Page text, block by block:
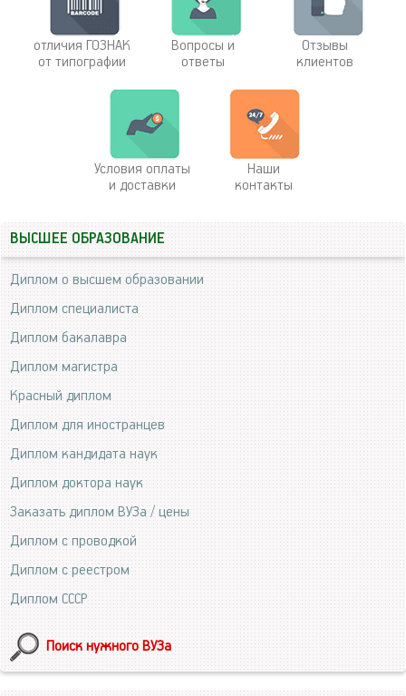
отличия ГОЗНАК
от типографии
Вопросы и
ответы
Отзывы
клиентов
Условия оплаты
и доставки
Наши
контакты
ВЫСШЕЕ ОБРАЗОВАНИЕ
Диплом о высшем образовании
Диплом специалиста
Диплом бакалавра
Диплом магистра
Красный диплом
Диплом для иностранцев
Диплом кандидата наук
Диплом доктора наук
Заказать диплом ВУЗа / цены
Диплом с проводкой
Диплом с реестром
Диплом СССР
Поиск нужного ВУЗа